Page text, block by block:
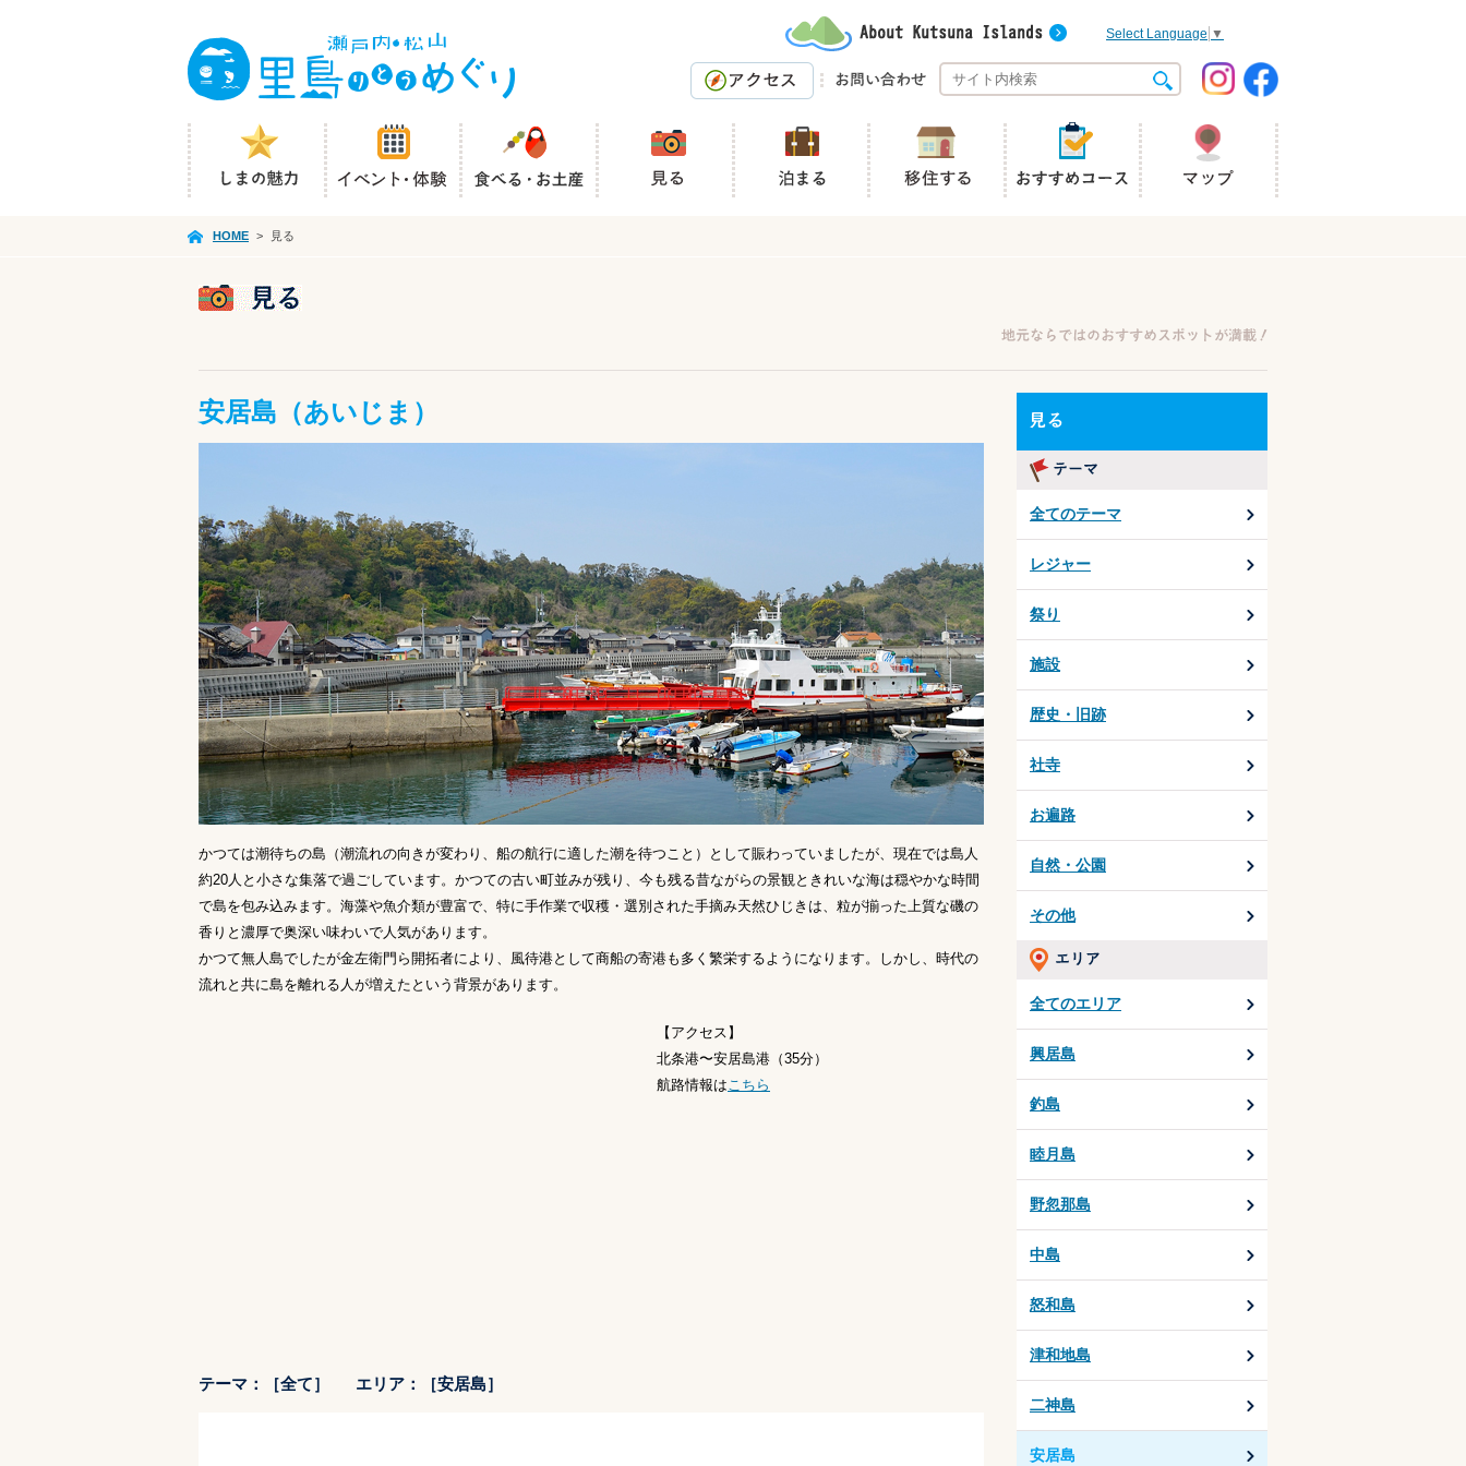
Select Language ▼
HOME > 見る
安居島（あいじま）
かつては潮待ちの島（潮流れの向きが変わり、船の航行に適した潮を待つこと）として賑わっていましたが、現在では島人
約20人と小さな集落で過ごしています。かつての古い町並みが残り、今も残る昔ながらの景観ときれいな海は穏やかな時間
で島を包み込みます。海藻や魚介類が豊富で、特に手作業で収穫・選別された手摘み天然ひじきは、粒が揃った上質な磯の
香りと濃厚で奥深い味わいで人気があります。
かつて無人島でしたが金左衛門ら開拓者により、風待港として商船の寄港も多く繁栄するようになります。しかし、時代の
流れと共に島を離れる人が増えたという背景があります。
【アクセス】
北条港〜安居島港（35分）
航路情報はこちら
テーマ：［全て］ エリア：［安居島］
全てのテーマ
レジャー
祭り
施設
歴史・旧跡
社寺
お遍路
自然・公園
その他
全てのエリア
興居島
釣島
睦月島
野忽那島
中島
怒和島
津和地島
二神島
安居島